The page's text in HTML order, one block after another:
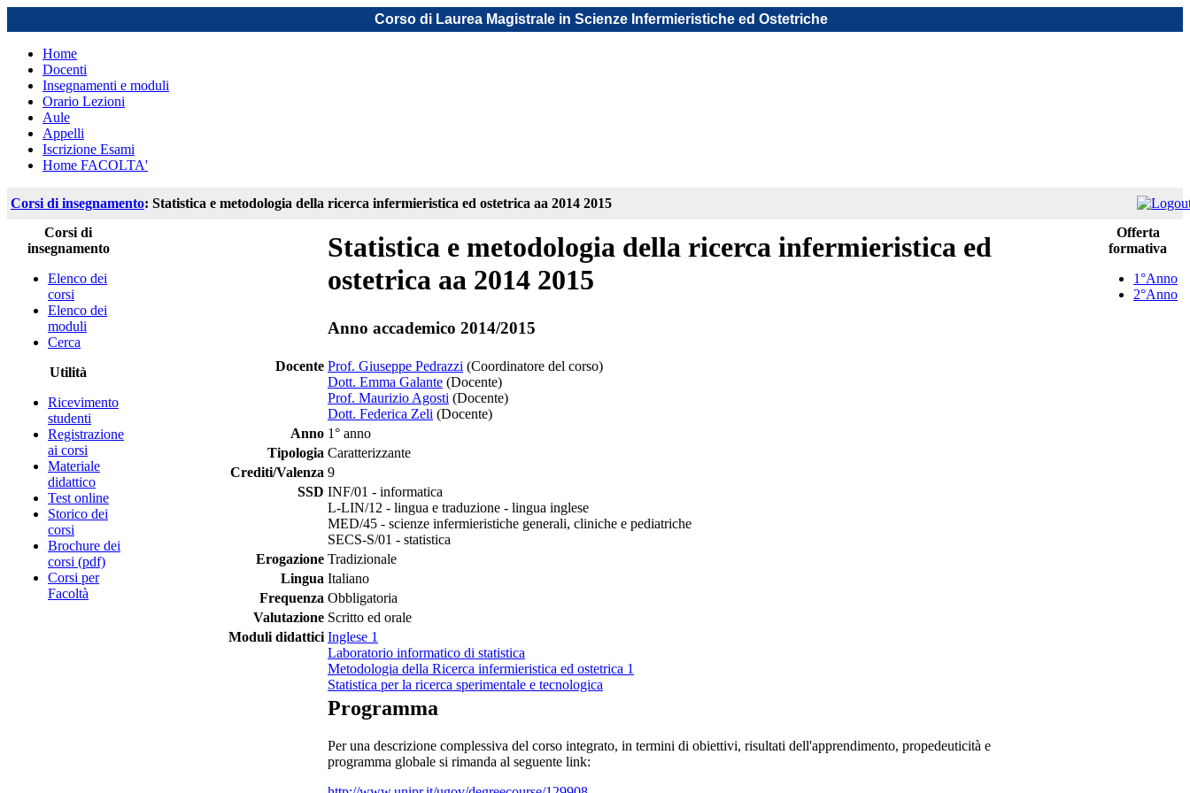
Corso di Laurea Magistrale in Scienze Infermieristiche ed Ostetriche
Home
Docenti
Insegnamenti e moduli
Orario Lezioni
Aule
Appelli
Iscrizione Esami
Home FACOLTA'
Corsi di insegnamento: Statistica e metodologia della ricerca infermieristica ed ostetrica aa 2014 2015
Corsi di
insegnamento
Elenco dei
corsi
Elenco dei
moduli
Cerca
Utilità
Ricevimento
studenti
Registrazione
ai corsi
Materiale
didattico
Test online
Storico dei
corsi
Brochure dei
corsi (pdf)
Corsi per
Facoltà
Statistica e metodologia della ricerca infermieristica ed
ostetrica aa 2014 2015
Anno accademico 2014/2015
Docente Prof. Giuseppe Pedrazzi (Coordinatore del corso)
Dott. Emma Galante (Docente)
Prof. Maurizio Agosti (Docente)
Dott. Federica Zeli (Docente)
Anno 1° anno
Tipologia Caratterizzante
Crediti/Valenza 9
SSD INF/01 - informatica
L-LIN/12 - lingua e traduzione - lingua inglese
MED/45 - scienze infermieristiche generali, cliniche e pediatriche
SECS-S/01 - statistica
Erogazione Tradizionale
Lingua Italiano
Frequenza Obbligatoria
Valutazione Scritto ed orale
Moduli didattici Inglese 1
Laboratorio informatico di statistica
Metodologia della Ricerca infermieristica ed ostetrica 1
Statistica per la ricerca sperimentale e tecnologica
Programma
Per una descrizione complessiva del corso integrato, in termini di obiettivi, risultati dell'apprendimento, propedeuticità e
programma globale si rimanda al seguente link:
Offerta
formativa
1°Anno
2°Anno